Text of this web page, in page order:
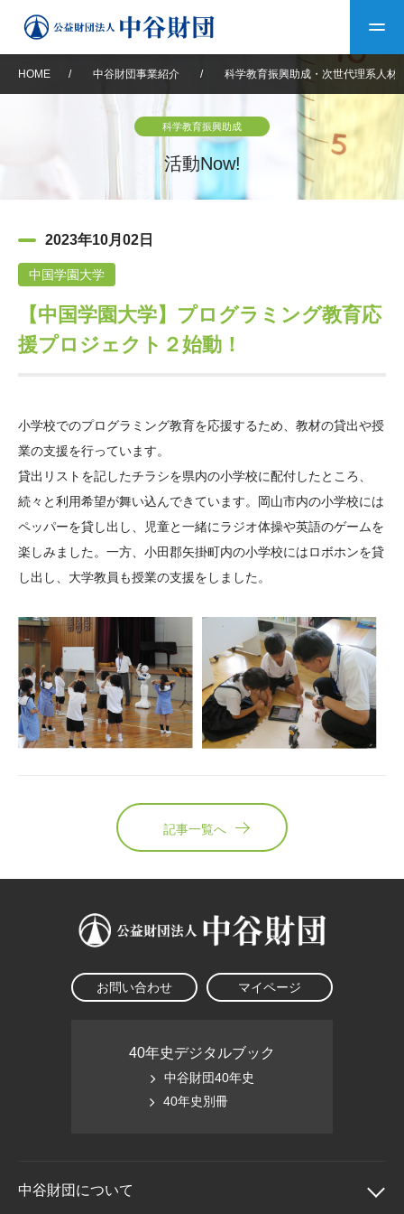
中谷財団について
設立趣意書
沿革 40年史デジタルブック
中谷財団40年史
役員・評議員 公開情報
年報一覧 中谷財団レポート
中谷財団事業紹介
神戸賞 長期大型研究助成
大学院生奨学金
国際学生交流プログラ
科学教育振興助成・
次世代理系人材育成プ
ログラム助成
その他情報
アクセス
サイトマップ 中谷財団アーカイブ
日本語 English
HOME / 中谷財団事業紹介 / 科学教育振興助成・次世代理系人材
科学教育振興助成
活動Now!
2023年10月02日
中国学園大学
【中国学園大学】プログラミング教育応
援プロジェクト２始動！
小学校でのプログラミング教育を応援するため、教材の貸出や授
業の支援を行っています。
貸出リストを記したチラシを県内の小学校に配付したところ、
続々と利用希望が舞い込んできています。岡山市内の小学校には
ペッパーを貸し出し、児童と一緒にラジオ体操や英語のゲームを
楽しみました。一方、小田郡矢掛町内の小学校にはロボホンを貸
し出し、大学教員も授業の支援をしました。
記事一覧へ
お問い合わせ マイページ
40年史デジタルブック
中谷財団40年史
40年史別冊
中谷財団について